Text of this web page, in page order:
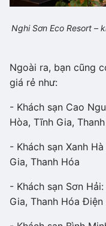
Nghi Sơn Eco Resort –
Ngoài ra, bạn cũng
giá rẻ như:
- Khách sạn Cao
Hòa, Tĩnh Gia,
- Khách sạn Xanh
Gia, Thanh Hóa
- Khách sạn Sơn
Gia, Thanh Hóa Điện